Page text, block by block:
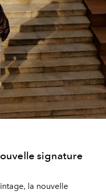
signature
la nouvelle